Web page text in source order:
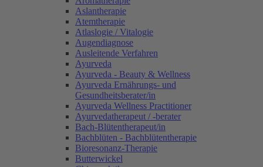
Aslantherapie
Atemtherapie
Atlaslogie / Vitalogie
Augendiagnose
Ausleitende Verfahren
Ayurveda
Ayurveda - Beauty & Wellness
Ayurveda Ernährungs- und
Gesundheitsberater/in
Ayurveda Wellness Practitioner
Ayurvedatherapeut / -berater
Bach-Blütentherapeut/in
Bachblüten - Bachblütentherapie
Bioresonanz-Therapie
Butterwickel